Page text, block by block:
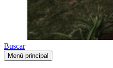
Buscar
Menú principal